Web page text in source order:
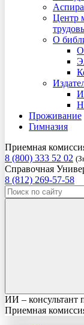
Центр
О
Проживание
Гимназия
Приемная
8 (800) 333 52 02
Справочная
8 (812) 269-57-58
ИИ – консультант
Приемная